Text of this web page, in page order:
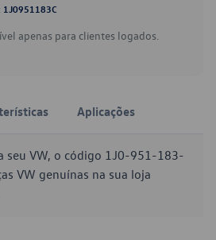
1J0951183C
apenas para clientes logados.
Aplicações
seu VW, o código 1J0-951-183-
VW genuínas na sua loja